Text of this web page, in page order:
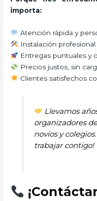
importa:
Atención rápida y
Instalación
Entregas puntuales y
Precios justos, sin
Clientes satisfechos
Llevamos
organizadores
novios y
trabajar contigo!